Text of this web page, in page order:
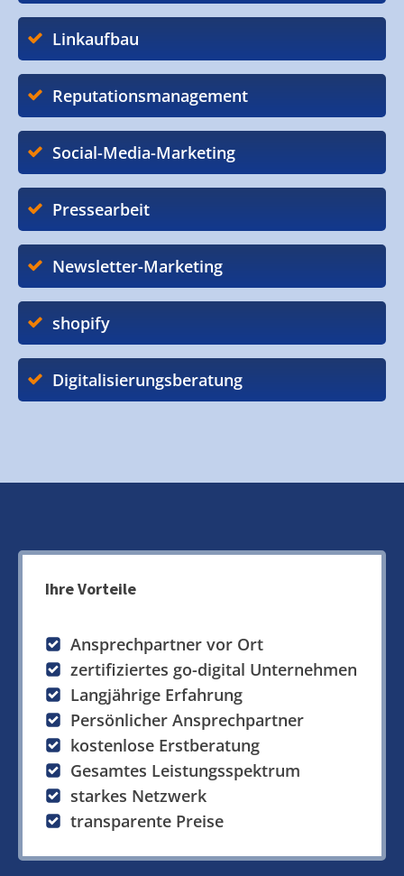
Linkaufbau
Reputationsmanagement
Social-Media-Marketing
Pressearbeit
Newsletter-Marketing
shopify
Digitalisierungsberatung
Ihre Vorteile
Ansprechpartner vor Ort
zertifiziertes go-digital Unternehmen
Langjährige Erfahrung
Persönlicher Ansprechpartner
kostenlose Erstberatung
Gesamtes Leistungsspektrum
starkes Netzwerk
transparente Preise